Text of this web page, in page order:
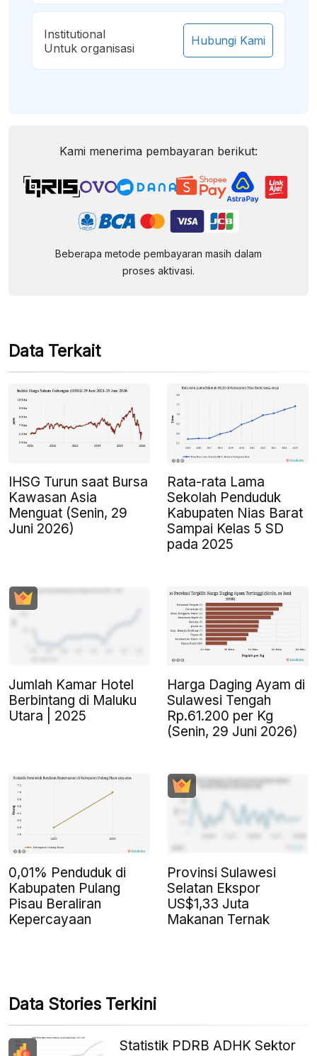
Institutional
Untuk organisasi
Hubungi Kami
Kami menerima pembayaran berikut:
Beberapa metode pembayaran masih dalam
proses aktivasi.
Data Terkait
IHSG Turun saat Bursa
Kawasan Asia
Menguat (Senin, 29
Juni 2026)
Rata-rata Lama
Sekolah Penduduk
Kabupaten Nias Barat
Sampai Kelas 5 SD
pada 2025
Jumlah Kamar Hotel
Berbintang di Maluku
Utara | 2025
Harga Daging Ayam di
Sulawesi Tengah
Rp.61.200 per Kg
(Senin, 29 Juni 2026)
0,01% Penduduk di
Kabupaten Pulang
Pisau Beraliran
Kepercayaan
Provinsi Sulawesi
Selatan Ekspor
US$1,33 Juta
Makanan Ternak
Data Stories Terkini
Statistik PDRB ADHK Sektor